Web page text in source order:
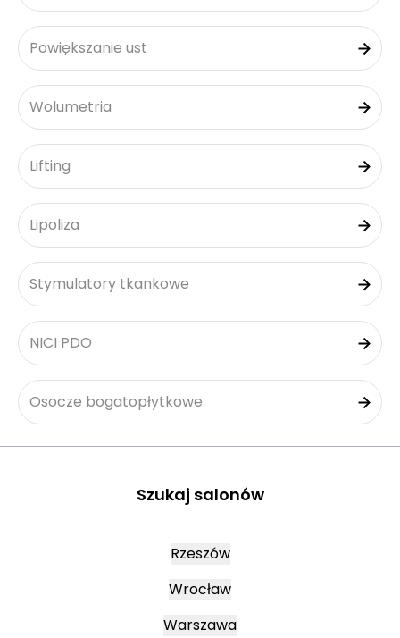
Powiększanie ust
Wolumetria
Lifting
Lipoliza
Stymulatory tkankowe
NICI PDO
Osocze bogatopłytkowe
Szukaj salonów
Rzeszów
Wrocław
Warszawa